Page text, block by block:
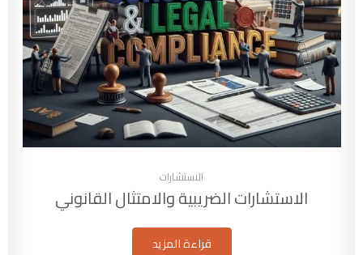
الاستشارات
الاستشارات الضريبية والامتثال القانوني
قراءة المزيد